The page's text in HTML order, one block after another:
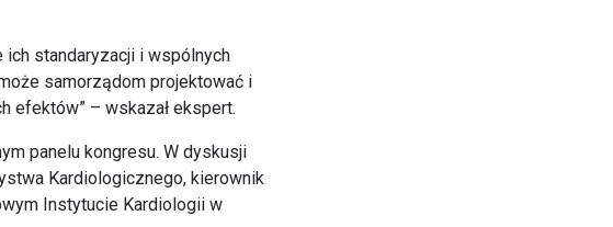
ich standaryzacji i wspólnych
samorządom projektować i
efektów” – wskazał ekspert.
panelu kongresu. W dyskusji
Kardiologicznego, kierownik
Instytucie Kardiologii w